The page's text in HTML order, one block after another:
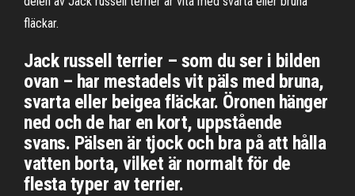
fläckar.
Jack russell terrier – som du ser i bilden
ovan – har mestadels vit päls med bruna,
svarta eller beigea fläckar. Öronen hänger
ned och de har en kort, uppstående
svans. Pälsen är tjock och bra på att hålla
vatten borta, vilket är normalt för de
flesta typer av terrier.